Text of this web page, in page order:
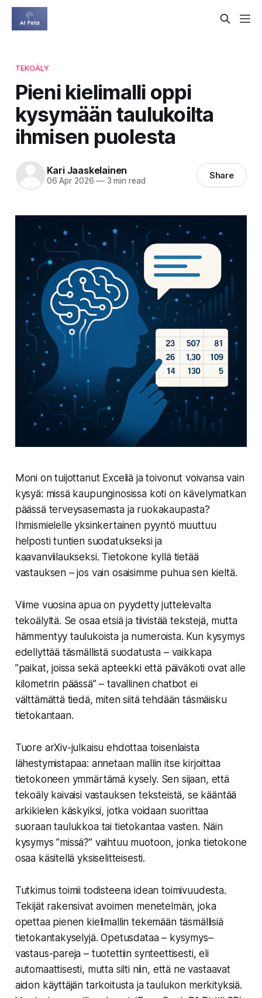
TEKOÄLY
Pieni kielimalli oppi
kysymään taulukoilta
ihmisen puolesta
Kari Jaaskelainen
06 Apr 2026 —3 min read Share
Moni on tuijottanut Exceliä ja toivonut voivansa vain
kysyä: missä kaupunginosissa koti on kävelymatkan
päässä terveysasemasta ja ruokakaupasta?
Ihmismielelle yksinkertainen pyyntö muuttuu
helposti tuntien suodatukseksi ja
kaavanviilaukseksi. Tietokone kyllä tietää
vastauksen – jos vain osaisimme puhua sen kieltä.
Viime vuosina apua on pyydetty juttelevalta
tekoälyltä. Se osaa etsiä ja tiivistää tekstejä, mutta
hämmentyy taulukoista ja numeroista. Kun kysymys
edellyttää täsmällistä suodatusta – vaikkapa
”paikat, joissa sekä apteekki että päiväkoti ovat alle
kilometrin päässä” – tavallinen chatbot ei
välttämättä tiedä, miten siitä tehdään täsmäisku
tietokantaan.
Tuore arXiv-julkaisu ehdottaa toisenlaista
lähestymistapaa: annetaan mallin itse kirjoittaa
tietokoneen ymmärtämä kysely. Sen sijaan, että
tekoäly kaivaisi vastauksen teksteistä, se kääntää
arkikielen käskyiksi, jotka voidaan suorittaa
suoraan taulukkoa tai tietokantaa vasten. Näin
kysymys ”missä?” vaihtuu muotoon, jonka tietokone
osaa käsitellä yksiselitteisesti.
Tutkimus toimii todisteena idean toimivuudesta.
Tekijät rakensivat avoimen menetelmän, joka
opettaa pienen kielimallin tekemään täsmällisiä
tietokantakyselyjä. Opetusdataa – kysymys–
vastaus-pareja – tuotettiin synteettisesti, eli
automaattisesti, mutta silti niin, että ne vastaavat
aidon käyttäjän tarkoitusta ja taulukon merkityksiä.